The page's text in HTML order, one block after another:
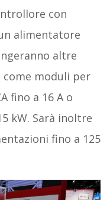
con
alimentatore
altre
come moduli per
fino a 16 A o
kW. Sarà inoltre
fino a 125